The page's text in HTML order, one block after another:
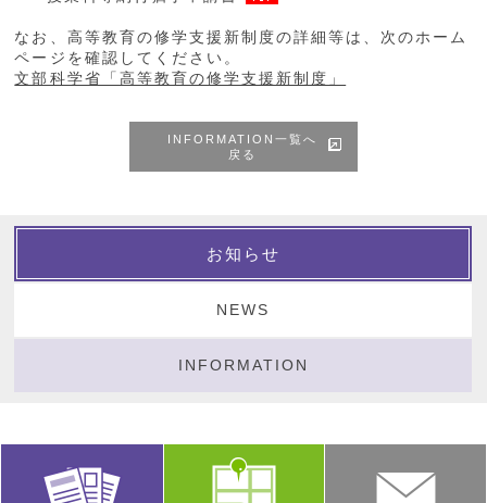
なお、高等教育の修学支援新制度の詳細等は、次のホーム
ページを確認してください。
文部科学省「高等教育の修学支援新制度」
INFORMATION一覧へ
戻る
お知らせ
NEWS
INFORMATION